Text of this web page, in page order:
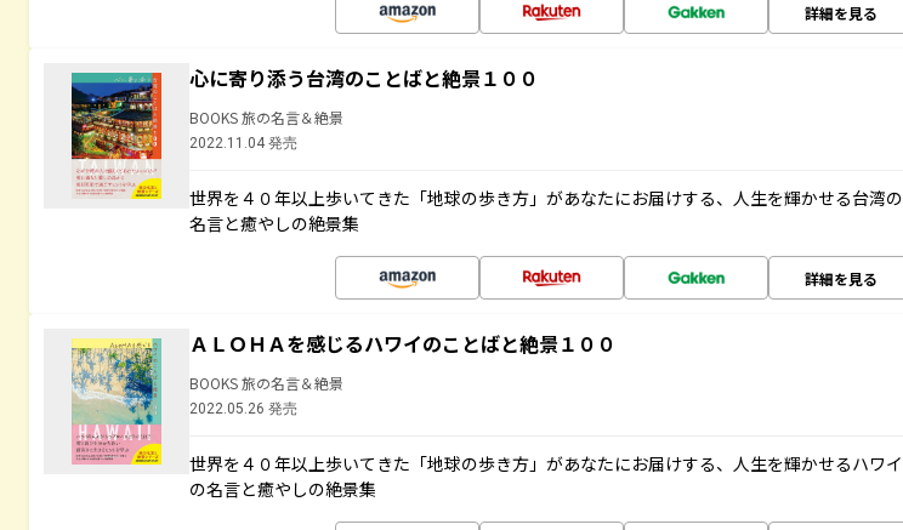
詳細を見る
心に寄り添う台湾のことばと絶景１００
BOOKS 旅の名言＆絶景
2022.11.04 発売
世界を４０年以上歩いてきた「地球の歩き方」があなたにお届けする、人生を輝かせる台湾の
名言と癒やしの絶景集
詳細を見る
ＡＬＯＨＡを感じるハワイのことばと絶景１００
BOOKS 旅の名言＆絶景
2022.05.26 発売
世界を４０年以上歩いてきた「地球の歩き方」があなたにお届けする、人生を輝かせるハワイ
の名言と癒やしの絶景集